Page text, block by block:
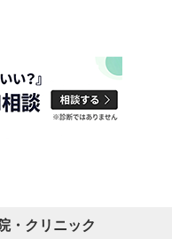
・クリニック